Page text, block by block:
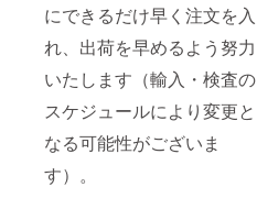
にできるだけ早く注文を入
れ、出荷を早めるよう努力
いたします（輸入・検査の
スケジュールにより変更と
なる可能性がございま
す）。